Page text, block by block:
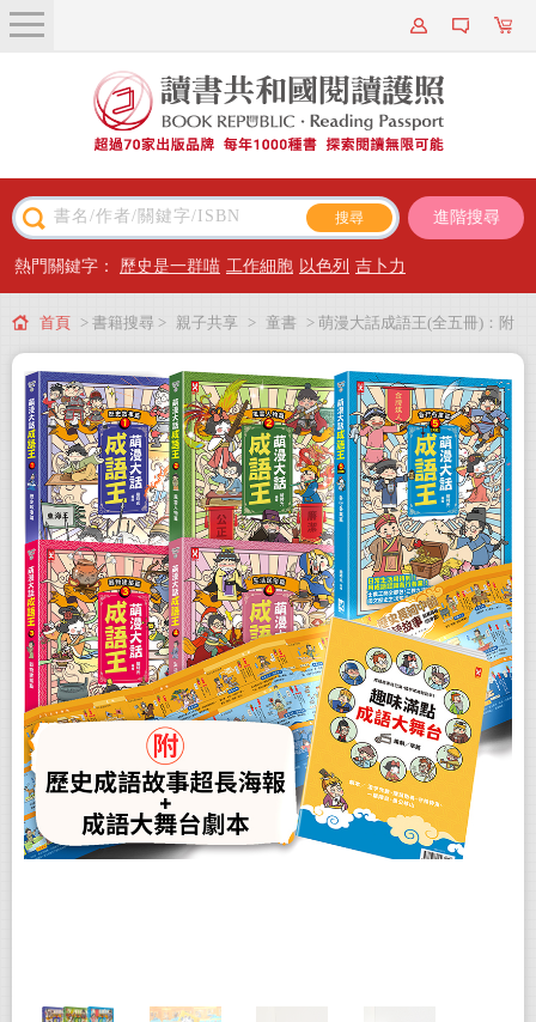
關於我們
近期新書
主題閱讀
出版專區
會員專屬
會員儲值方案
進階搜尋
熱門關鍵字： 歷史是一群喵 工作細胞 以色列 吉卜力
首頁 > 書籍搜尋 > 親子共享 > 童書 > 萌漫大話成語王(全五冊)：附
【歷史成語故事超長海報】+【成語大舞台劇本】